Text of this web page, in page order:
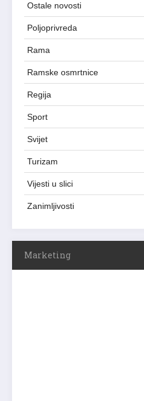
Ostale novosti
Poljoprivreda
Rama
Ramske osmrtnice
Regija
Sport
Svijet
Turizam
Vijesti u slici
Zanimljivosti
Marketing